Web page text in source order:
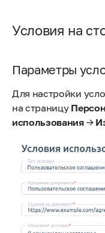
Условия на
Параметры
Для настройки
на страницу
использования→